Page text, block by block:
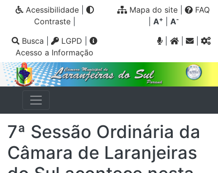
Acessibilidade|
Contraste|
Mapa do site
FAQ
A+ A-
Busca LGPD
Acesso a Informação
|
7ª Sessão Ordinária da
Câmara de Laranjeiras